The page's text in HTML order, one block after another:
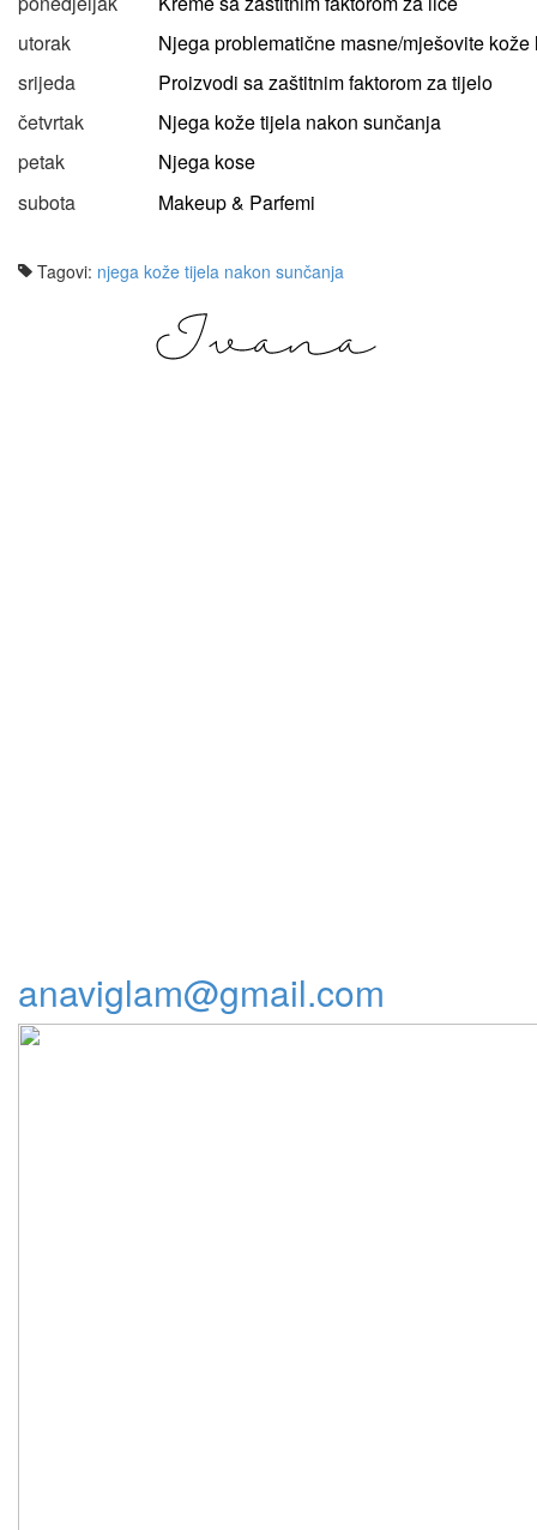
utorak
Njega problematične masne/mješovite kože
srijeda
Proizvodi sa zaštitnim faktorom za tijelo
četvrtak
Njega kože tijela nakon sunčanja
petak
Njega kose
subota
Makeup & Parfemi
Tagovi: njega kože tijela nakon sunčanja
anaviglam@gmail.com